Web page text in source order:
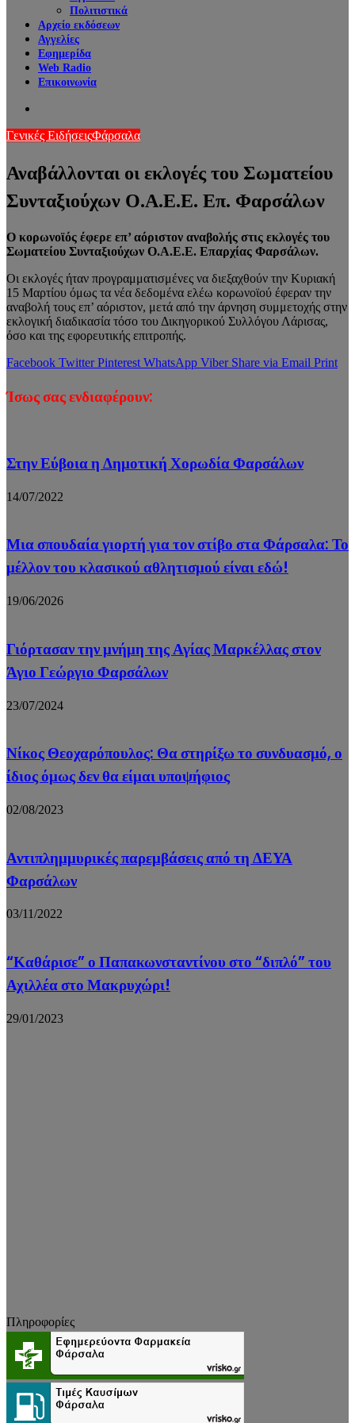
Πολιτιστικά
Αρχείο εκδόσεων
Αγγελίες
Εφημερίδα
Web Radio
Επικοινωνία
Γενικές ΕιδήσειςΦάρσαλα
Αναβάλλονται οι εκλογές του Σωματείου
Συνταξιούχων Ο.Α.Ε.Ε. Επ. Φαρσάλων
Ο κορωνοϊός έφερε επ’ αόριστον αναβολής στις εκλογές του
Σωματείου Συνταξιούχων Ο.Α.Ε.Ε. Επαρχίας Φαρσάλων.
Οι εκλογές ήταν προγραμματισμένες να διεξαχθούν την Κυριακή
15 Μαρτίου όμως τα νέα δεδομένα ελέω κορωνοϊού έφεραν την
αναβολή τους επ’ αόριστον, μετά από την άρνηση συμμετοχής στην
εκλογική διαδικασία τόσο του Δικηγορικού Συλλόγου Λάρισας,
όσο και της εφορευτικής επιτροπής.
Facebook Twitter Pinterest WhatsApp Viber Share via Email Print
Ίσως σας ενδιαφέρουν:
Στην Εύβοια η Δημοτική Χορωδία Φαρσάλων
14/07/2022
Μια σπουδαία γιορτή για τον στίβο στα Φάρσαλα: Το
μέλλον του κλασικού αθλητισμού είναι εδώ!
19/06/2026
Γιόρτασαν την μνήμη της Αγίας Μαρκέλλας στον
Άγιο Γεώργιο Φαρσάλων
23/07/2024
Νίκος Θεοχαρόπουλος: Θα στηρίξω το συνδυασμό, ο
ίδιος όμως δεν θα είμαι υποψήφιος
02/08/2023
Αντιπλημμυρικές παρεμβάσεις από τη ΔΕΥΑ
Φαρσάλων
03/11/2022
“Καθάρισε” ο Παπακωνσταντίνου στο “διπλό” του
Αχιλλέα στο Μακρυχώρι!
29/01/2023
Πληροφορίες